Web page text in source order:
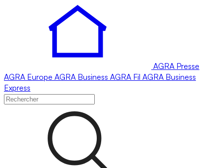
AGRA Presse
AGRA Europe AGRA Business AGRA Fil AGRA Business
Express